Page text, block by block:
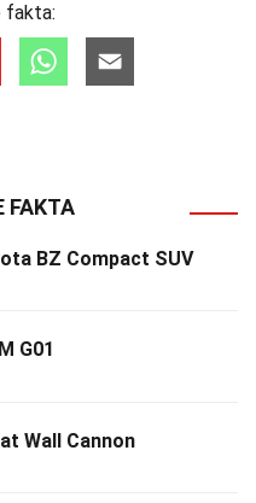
fakta:
FAKTA
BZ Compact SUV
G01
Wall Cannon